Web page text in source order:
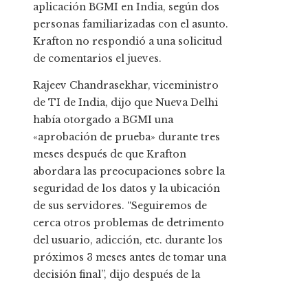
aplicación BGMI en India, según dos
personas familiarizadas con el asunto.
Krafton no respondió a una solicitud
de comentarios el jueves.
Rajeev Chandrasekhar, viceministro
de TI de India, dijo que Nueva Delhi
había otorgado a BGMI una
«aprobación de prueba» durante tres
meses después de que Krafton
abordara las preocupaciones sobre la
seguridad de los datos y la ubicación
de sus servidores. “Seguiremos de
cerca otros problemas de detrimento
del usuario, adicción, etc. durante los
próximos 3 meses antes de tomar una
decisión final”, dijo después de la